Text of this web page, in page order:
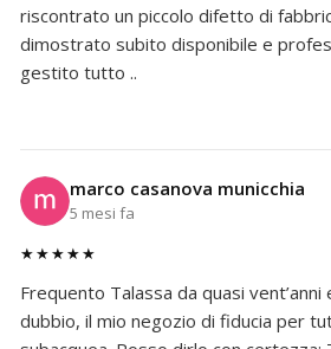
riscontrato un piccolo difetto di
dimostrato subito disponibile e
gestito tutto ..
marco casanova municchia
5 mesi fa
★★★★★
Frequento Talassa da quasi vent’anni
dubbio, il mio negozio di fiducia per